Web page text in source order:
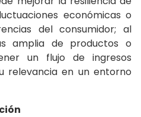
económicas o
del consumidor; al
amplia de productos o
un flujo de ingresos
relevancia en un entorno